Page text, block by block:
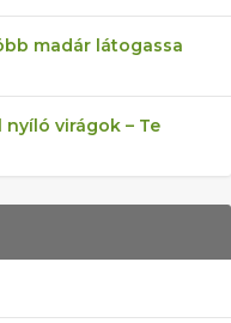
madár látogassa
virágok – Te